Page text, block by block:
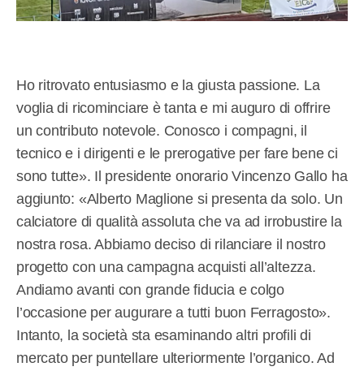
Ho ritrovato entusiasmo e la giusta passione. La
voglia di ricominciare è tanta e mi auguro di offrire
un contributo notevole. Conosco i compagni, il
tecnico e i dirigenti e le prerogative per fare bene ci
sono tutte». Il presidente onorario Vincenzo Gallo ha
aggiunto: «Alberto Maglione si presenta da solo. Un
calciatore di qualità assoluta che va ad irrobustire la
nostra rosa. Abbiamo deciso di rilanciare il nostro
progetto con una campagna acquisti all’altezza.
Andiamo avanti con grande fiducia e colgo
l’occasione per augurare a tutti buon Ferragosto».
Intanto, la società sta esaminando altri profili di
mercato per puntellare ulteriormente l’organico. Ad